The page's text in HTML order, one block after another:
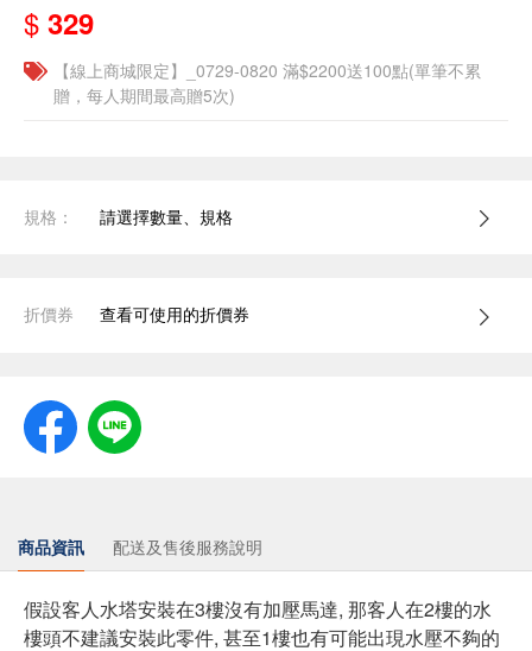
$ 329
【線上商城限定】_0729-0820 滿$2200送100點(單筆不累
贈，每人期間最高贈5次)
規格： 請選擇數量、規格
折價券 查看可使用的折價券
商品資訊 配送及售後服務說明
假設客人水塔安裝在3樓沒有加壓馬達, 那客人在2樓的水
樓頭不建議安裝此零件, 甚至1樓也有可能出現水壓不夠的